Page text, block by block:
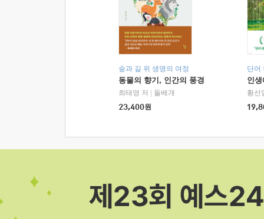
숲과 길 위 생명의 여정
동물의 향기, 인간의 풍경
최태영 저
돌베개
23,400원
단어
인
황선